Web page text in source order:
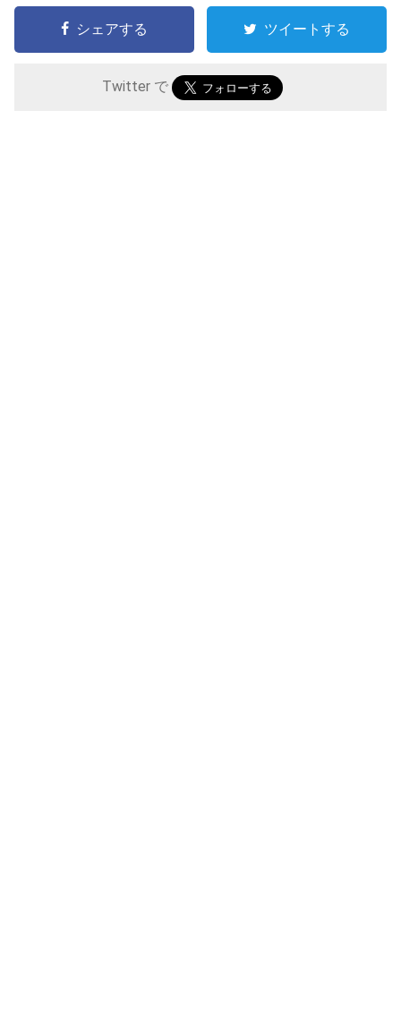
シェアする ツイートする
Twitter で